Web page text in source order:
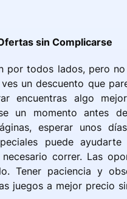
sin Complicarse
por todos lados, pero
un descuento que
encuentras algo
un momento antes
esperar unos
puede
correr. Las
Tener paciencia y
juegos a mejor precio